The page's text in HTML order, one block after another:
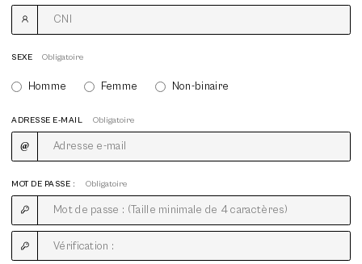
SEXE Obligatoire
Homme Femme Non-binaire
ADRESSE E-MAIL Obligatoire
MOT DE PASSE : Obligatoire